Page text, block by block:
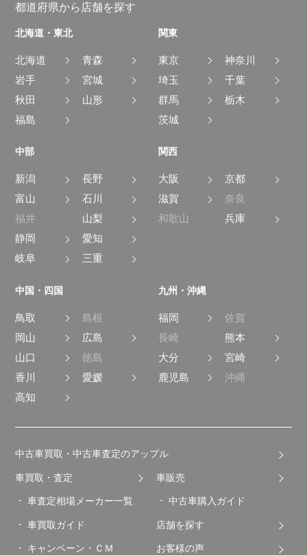
都道府県から店舗を探す
北海道・東北
北海道
青森
岩手
宮城
秋田
山形
福島
関東
東京
神奈川
埼玉
千葉
群馬
栃木
茨城
中部
新潟
長野
富山
石川
福井
山梨
静岡
愛知
岐阜
三重
関西
大阪
京都
滋賀
奈良
和歌山
兵庫
中国・四国
鳥取
島根
岡山
広島
山口
徳島
香川
愛媛
高知
九州・沖縄
福岡
佐賀
長崎
熊本
大分
宮崎
鹿児島
沖縄
中古車買取・中古車査定のアップル
車買取・査定
車査定相場メーカー一覧
車買取ガイド
キャンペーン・ＣＭ
車販売
中古車購入ガイド
店舗を探す
お客様の声